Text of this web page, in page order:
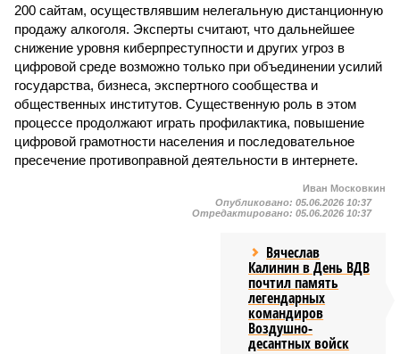
200 сайтам, осуществлявшим нелегальную дистанционную
продажу алкоголя. Эксперты считают, что дальнейшее
снижение уровня киберпреступности и других угроз в
цифровой среде возможно только при объединении усилий
государства, бизнеса, экспертного сообщества и
общественных институтов. Существенную роль в этом
процессе продолжают играть профилактика, повышение
цифровой грамотности населения и последовательное
пресечение противоправной деятельности в интернете.
Иван Московкин
Опубликовано: 05.06.2026 10:37
Отредактировано: 05.06.2026 10:37
Вячеслав
Калинин в День ВДВ
почтил память
легендарных
командиров
Воздушно-
десантных войск